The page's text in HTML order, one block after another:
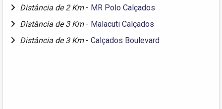
Distância de 2 Km - MR Polo Calçados
Distância de 3 Km - Malacuti Calçados
Distância de 3 Km - Calçados Boulevard